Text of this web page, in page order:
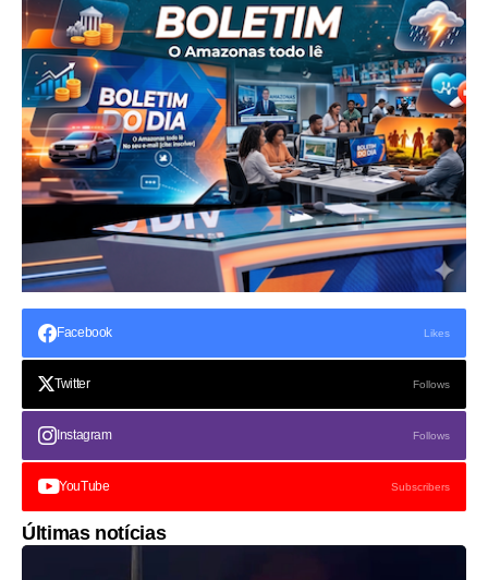
Facebook Likes
Twitter Follows
Instagram Follows
YouTube Subscribers
Últimas notícias